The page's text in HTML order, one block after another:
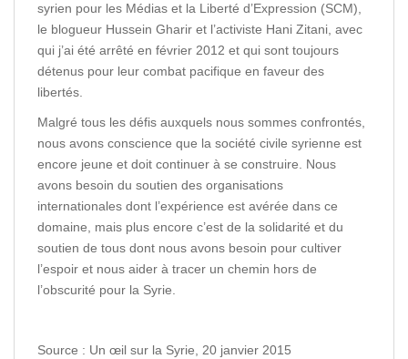
syrien pour les Médias et la Liberté d’Expression (SCM),
le blogueur Hussein Gharir et l’activiste Hani Zitani, avec
qui j’ai été arrêté en février 2012 et qui sont toujours
détenus pour leur combat pacifique en faveur des
libertés.
Malgré tous les défis auxquels nous sommes confrontés,
nous avons conscience que la société civile syrienne est
encore jeune et doit continuer à se construire. Nous
avons besoin du soutien des organisations
internationales dont l’expérience est avérée dans ce
domaine, mais plus encore c’est de la solidarité et du
soutien de tous dont nous avons besoin pour cultiver
l’espoir et nous aider à tracer un chemin hors de
l’obscurité pour la Syrie.
Source : Un œil sur la Syrie, 20 janvier 2015